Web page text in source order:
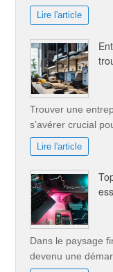
Lire l'article
Trouver une
s’avérer crucial
Lire l'article
Dans le paysage
devenu une